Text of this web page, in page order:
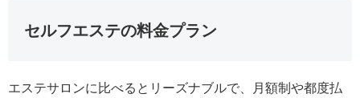
セルフエステの料金プラン
エステサロンに比べるとリーズナブルで、月額制や都度払